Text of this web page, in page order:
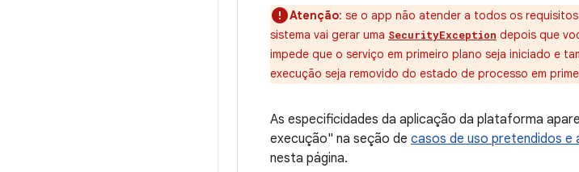
Atenção: se o app não atender a todos os
sistema vai gerar uma SecurityException depois que
impede que o serviço em primeiro plano seja iniciado e
execução seja removido do estado de processo em
As especificidades da aplicação da plataforma
execução" na seção de casos de uso pretendidos e
nesta página.